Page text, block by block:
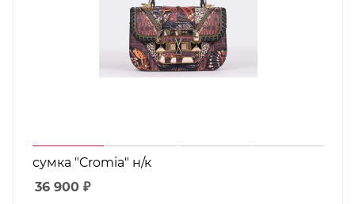
сумка "Cromia" н/к
36 900 ₽